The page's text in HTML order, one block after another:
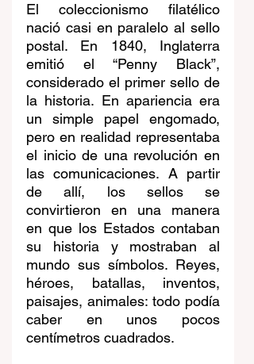
El coleccionismo filatélico
nació casi en paralelo al sello
postal. En 1840, Inglaterra
emitió el “Penny Black”,
considerado el primer sello de
la historia. En apariencia era
un simple papel engomado,
pero en realidad representaba
el inicio de una revolución en
las comunicaciones. A partir
de allí, los sellos se
convirtieron en una manera
en que los Estados contaban
su historia y mostraban al
mundo sus símbolos. Reyes,
héroes, batallas, inventos,
paisajes, animales: todo podía
caber en unos pocos
centímetros cuadrados.